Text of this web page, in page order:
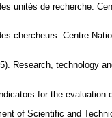
unités de recherche.
chercheurs. Centre
Research, technology
for the
of Scientific and